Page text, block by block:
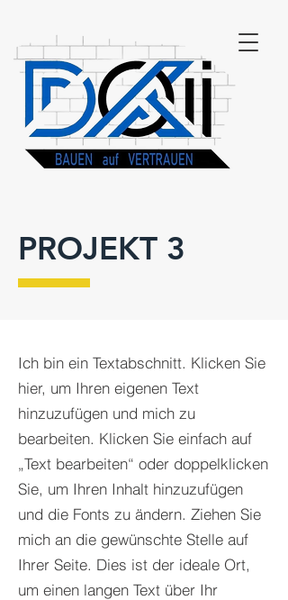
Ich bin ein Textabschnitt. Klicken Sie
hier, um Ihren eigenen Text
hinzuzufügen und mich zu
bearbeiten. Klicken Sie einfach auf
„Text bearbeiten“ oder doppelklicken
Sie, um Ihren Inhalt hinzuzufügen
und die Fonts zu ändern. Ziehen Sie
mich an die gewünschte Stelle auf
Ihrer Seite. Dies ist der ideale Ort,
um einen langen Text über Ihr
PROJEKT 3